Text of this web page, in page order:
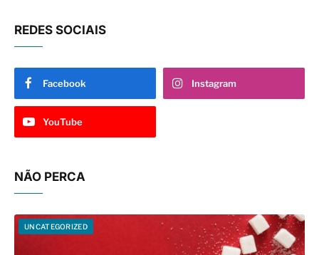
REDES SOCIAIS
Facebook Instagram
YouTube
NÃO PERCA
UNCATEGORIZED